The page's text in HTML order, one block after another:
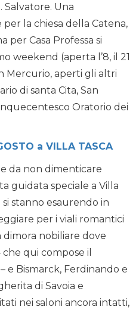
Salvatore. Una
la chiesa della Catena,
per Casa Professa si
weekend (aperta l’8, il 21
Mercurio, aperti gli altri
di santa Cita, San
Oratorio dei
a VILLA TASCA
da non dimenticare
guidata speciale a Villa
si stanno esaurendo in
per i viali romantici
nobiliare dove
qui compose il
e Bismarck, Ferdinando e
di Savoia e
nei saloni ancora intatti,